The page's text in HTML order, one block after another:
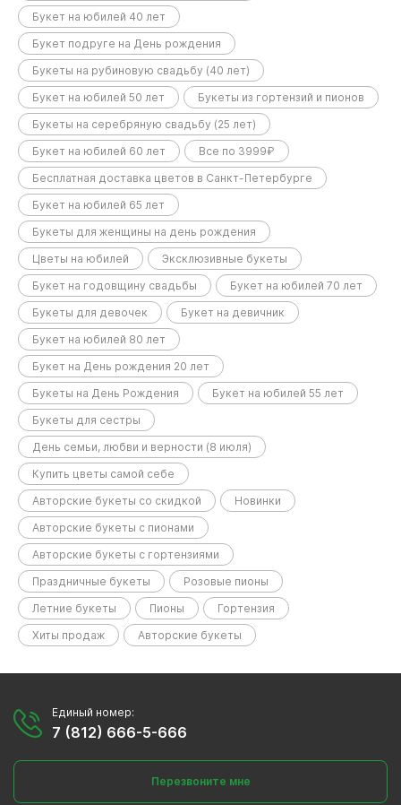
Букет на юбилей 40 лет
Букет подруге на День рождения
Букеты на рубиновую свадьбу (40 лет)
Букет на юбилей 50 лет
Букеты из гортензий и пионов
Букеты на серебряную свадьбу (25 лет)
Букет на юбилей 60 лет
Все по 3999₽
Бесплатная доставка цветов в Санкт-Петербурге
Букет на юбилей 65 лет
Букеты для женщины на день рождения
Цветы на юбилей
Эксклюзивные букеты
Букет на годовщину свадьбы
Букет на юбилей 70 лет
Букеты для девочек
Букет на девичник
Букет на юбилей 80 лет
Букет на День рождения 20 лет
Букеты на День Рождения
Букет на юбилей 55 лет
Букеты для сестры
День семьи, любви и верности (8 июля)
Купить цветы самой себе
Авторские букеты со скидкой
Новинки
Авторские букеты с пионами
Авторские букеты с гортензиями
Праздничные букеты
Розовые пионы
Летние букеты
Пионы
Гортензия
Хиты продаж
Авторские букеты
Единый номер:
7 (812) 666-5-666
Перезвоните мне